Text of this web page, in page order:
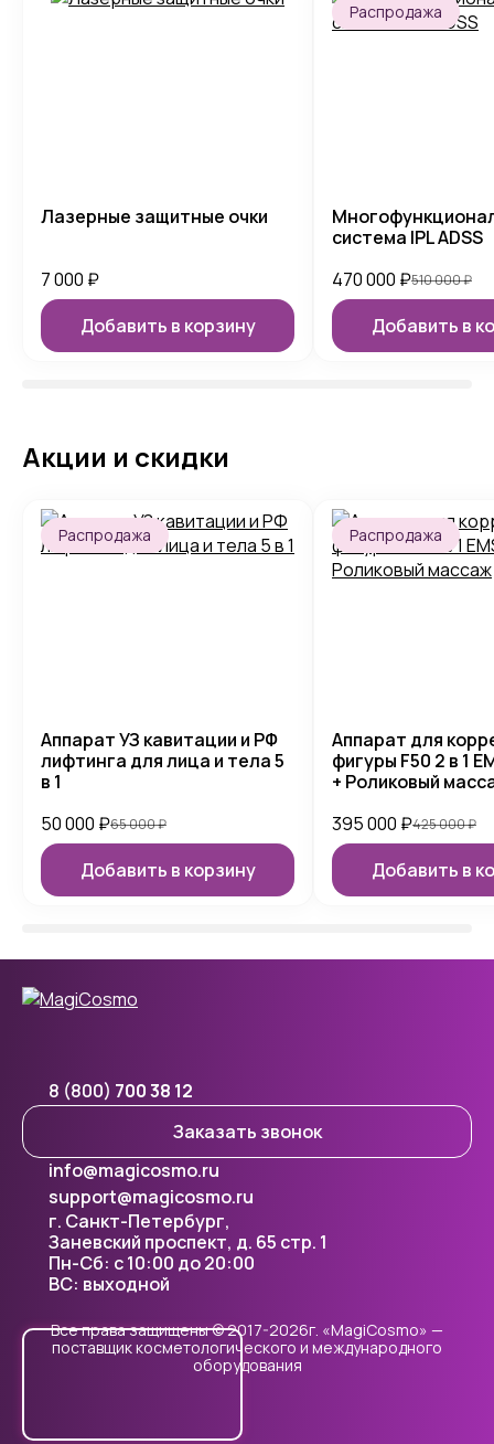
Лазерные защитные очки
7 000 ₽
Добавить в корзину
Распродажа
система IPL ADSS
470 000 ₽510 000₽
Добавить в
Акции и скидки
Распродажа
Аппарат УЗ кавитации и РФ
лифтинга для лица и тела 5
в 1
50 000 ₽65 000₽
Добавить в корзину
Распродажа
Аппарат для
фигуры F50 2 в 1
+ Роликовый
395 000 ₽425 000₽
Добавить в
8 (800) 700 38 12
Заказать звонок
г. Санкт-Петербург,
Заневский проспект, д. 65 стр. 1
info@magicosmo.ru
support@magicosmo.ru
Пн-Сб: с 10:00 до 20:00
ВС: выходной
Все права защищены © 2017-2026г. «MagiCosmo» —
поставщик косметологического и международного
оборудования